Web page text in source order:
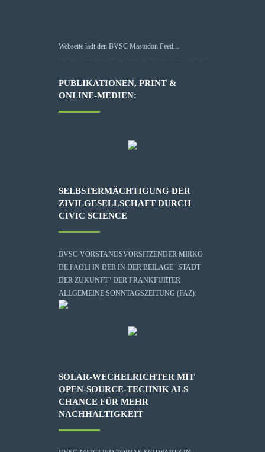
Webseite lädt den BVSC Mastodon Feed...
PUBLIKATIONEN, PRINT &
ONLINE-MEDIEN:
SELBSTERMÄCHTIGUNG DER
ZIVILGESELLSCHAFT DURCH
CIVIC SCIENCE
BVSC-VORSTANDSVORSITZENDER MIRKO
DE PAOLI IN DER IN DER BEILAGE "STADT
DER ZUKUNFT" DER FRANKFURTER
ALLGEMEINE SONNTAGSZEITUNG (FAZ):
SOLAR-WECHELRICHTER MIT
OPEN-SOURCE-TECHNIK ALS
CHANCE FÜR MEHR
NACHHALTIGKEIT